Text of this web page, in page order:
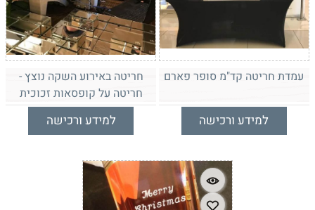
עמדת חריטה קד"מ סופר פארם
למידע ורכישה
חריטה באירוע השקה נוצץ -
חריטה על קופסאות זכוכית
למידע ורכישה